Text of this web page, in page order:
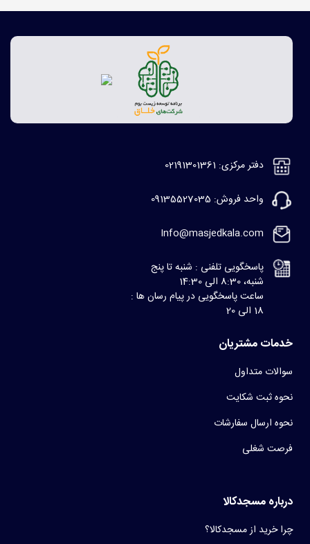
دفتر مرکزی: 02191301361
واحد فروش: 09135527035
Info@masjedkala.com
پاسخگویی تلفنی : شنبه تا پنج
شنبه، 8:30 الی 14:30
ساعت پاسخگویی در پیام رسان ها :
18 الی 20
خدمات مشتریان
سوالات متداول
نحوه ثبت شکایت
نحوه ارسال سفارشات
فرصت شغلی
درباره مسجدکالا
چرا خرید از مسجدکالا؟